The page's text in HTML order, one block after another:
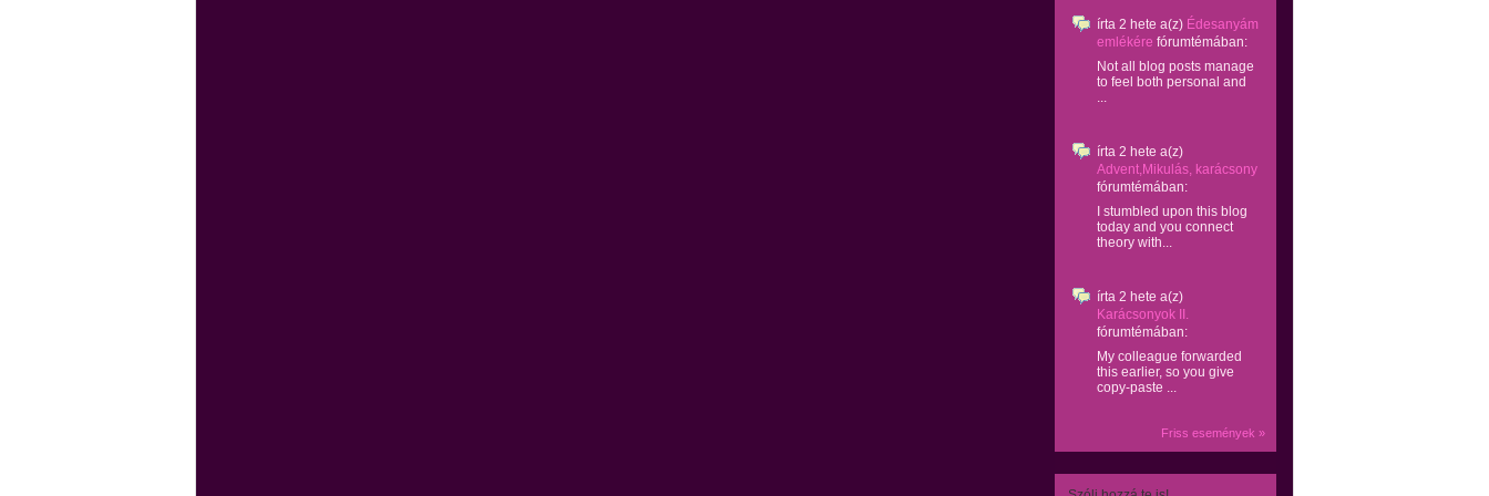
írta 2 hete a(z) Édesanyám
emlékére fórumtémában:
Not all blog posts manage
to feel both personal and
...
írta 2 hete a(z)
Advent,Mikulás, karácsony
fórumtémában:
I stumbled upon this blog
today and you connect
theory with...
írta 2 hete a(z)
Karácsonyok II.
fórumtémában:
My colleague forwarded
this earlier, so you give
copy-paste ...
Friss események »